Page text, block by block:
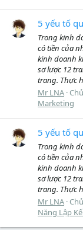
5 yếu tố
Trong kinh
có tiền của
kinh doanh
sơ lược 12
trang. Thực
Mr LNA
Marketing
5 yếu tố
Trong kinh
có tiền của
kinh doanh
sơ lược 12
trang. Thực
Mr LNA
Năng Lập